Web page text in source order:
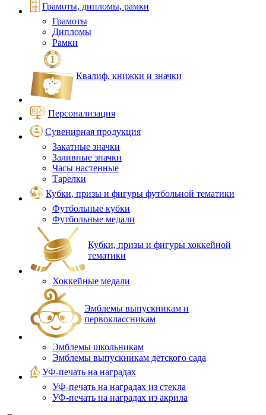
Грамоты, дипломы, рамки
Грамоты
Дипломы
Рамки
Квалиф. книжки и значки
Персонализация
Сувенирная продукция
Закатные значки
Заливные значки
Часы настенные
Тарелки
Кубки, призы и фигуры футбольной тематики
Футбольные кубки
Футбольные медали
Кубки, призы и фигуры хоккейной
тематики
Хоккейные медали
Эмблемы выпускникам и
первоклассникам
Эмблемы школьникам
Эмблемы выпускникам детского сада
УФ-печать на наградах
УФ‑печать на наградах из стекла
УФ-печать на наградах из акрила